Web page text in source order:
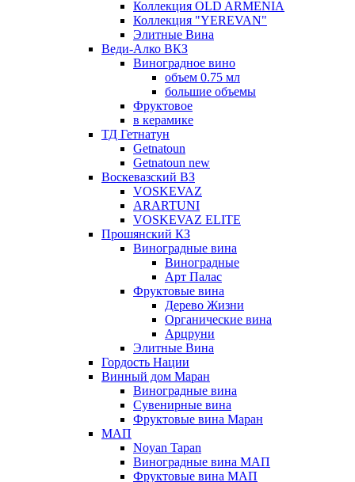
Коллекция OLD ARMENIA
Коллекция "YEREVAN"
Элитные Вина
Веди-Алко ВКЗ
Виноградное вино
объем 0.75 мл
большие объемы
Фруктовое
в керамике
ТД Гетнатун
Getnatoun
Getnatoun new
Воскевазский ВЗ
VOSKEVAZ
ARARTUNI
VOSKEVAZ ELITE
Прошянский КЗ
Виноградные вина
Виноградные
Арт Палас
Фруктовые вина
Дерево Жизни
Органические вина
Арцруни
Элитные Вина
Гордость Нации
Винный дом Маран
Виноградные вина
Сувенирные вина
Фруктовые вина Маран
МАП
Noyan Tapan
Виноградные вина МАП
Фруктовые вина МАП